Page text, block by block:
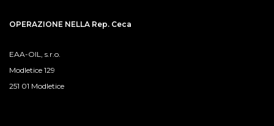
OPERAZIONE NELLA Rep. Ceca
EAA-OIL, s.r.o.
Modletice 129
251 01 Modletice